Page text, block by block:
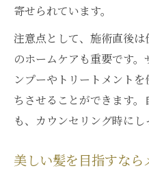
寄せられています。
注意点として、施術直後
のホームケアも重要です
ンプーやトリートメント
ちさせることができます
も、カウンセリング時にし
美しい髪を目指すなら